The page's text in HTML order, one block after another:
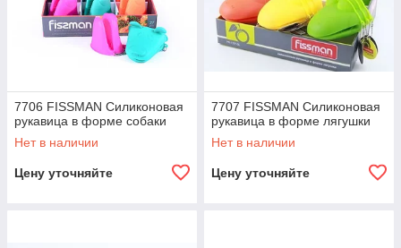
7706 FISSMAN Силиконовая
рукавица в форме собаки
Нет в наличии
Цену уточняйте
7707 FISSMAN Силиконовая
рукавица в форме лягушки
Нет в наличии
Цену уточняйте